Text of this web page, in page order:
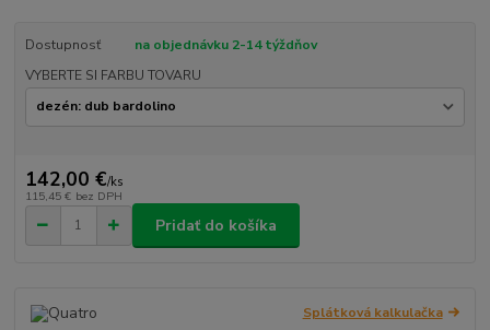
Dostupnosť
na objednávku 2-14 týždňov
VYBERTE SI FARBU TOVARU
142,00 €/ks
115,45 € bez DPH
Pridať do košíka
Splátková kalkulačka